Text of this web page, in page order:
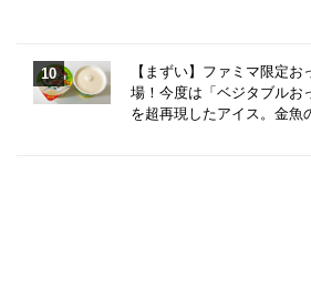
【まずい】ファミマ限定
場！今度は「ベジタブルお
を超再現したアイス。金魚